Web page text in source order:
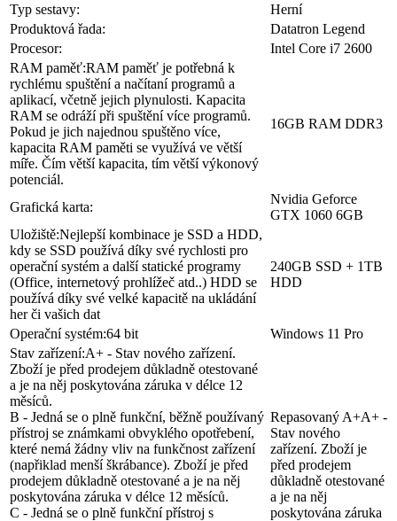
Typ sestavy:
Herní
Produktová řada:
Datatron Legend
Procesor:
Intel Core i7 2600
RAM paměť:RAM paměť je potřebná k
rychlému spuštění a načítaní programů a
aplikací, včetně jejich plynulosti. Kapacita
RAM se odráží při spuštění více programů.
Pokud je jich najednou spuštěno více,
kapacita RAM paměti se využívá ve větší
míře. Čím větší kapacita, tím větší výkonový
potenciál.
16GB RAM DDR3
Grafická karta:
Nvidia Geforce
GTX 1060 6GB
Uložiště:Nejlepší kombinace je SSD a HDD,
kdy se SSD používá díky své rychlosti pro
operační systém a další statické programy
(Office, internetový prohlížeč atd..) HDD se
používá díky své velké kapacitě na ukládání
her či vašich dat
240GB SSD + 1TB
HDD
Operační systém:64 bit
Windows 11 Pro
Stav zařízení:A+ - Stav nového zařízení.
Zboží je před prodejem důkladně otestované
a je na něj poskytována záruka v délce 12
měsíců.
B - Jedná se o plně funkční, běžně používaný
přístroj se známkami obvyklého opotřebení,
které nemá žádny vliv na funkčnost zařízení
(napřiklad menší škrábance). Zboží je před
prodejem důkladně otestované a je na něj
poskytována záruka v délce 12 měsíců.
C - Jedná se o plně funkční přístroj s
Repasovaný A+A+ -
Stav nového
zařízení. Zboží je
před prodejem
důkladně otestované
a je na něj
poskytována záruka